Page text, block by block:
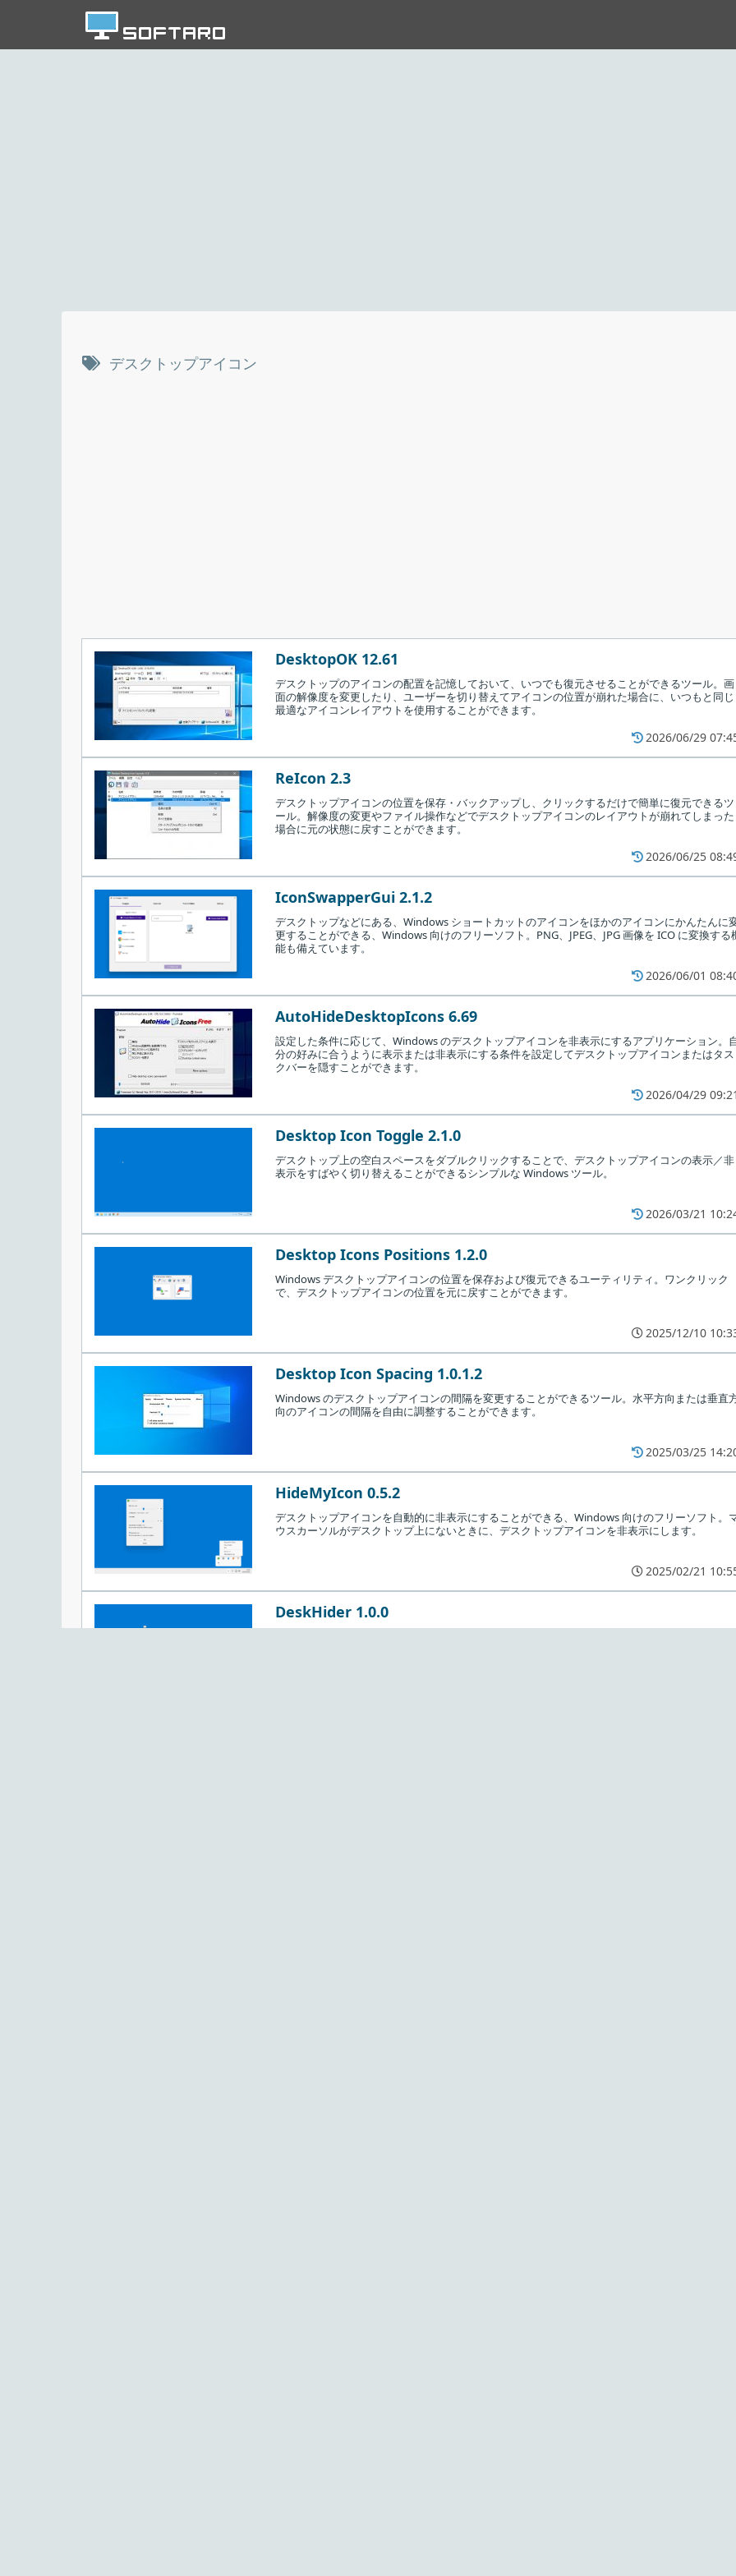
デスクトップアイコン
DesktopOK 12.61
デスクトップのアイコンの配置を記憶しておいて、いつでも復元させることができるツール。画
面の解像度を変更したり、ユーザーを切り替えてアイコンの位置が崩れた場合に、いつもと同じ
最適なアイコンレイアウトを使用することができます。
2026/06/29
ReIcon 2.3
デスクトップアイコンの位置を保存・バックアップし、クリックするだけで簡単に復元できるツ
ール。解像度の変更やファイル操作などでデスクトップアイコンのレイアウトが崩れてしまった
場合に元の状態に戻すことができます。
2026/06/25
IconSwapperGui 2.1.2
デスクトップなどにある、Windows ショートカットのアイコンをほかのアイコンにかんたんに
更することができる、Windows 向けのフリーソフト。PNG、JPEG、JPG 画像を ICO に変換する
能も備えています。
2026/06/01
AutoHideDesktopIcons 6.69
設定した条件に応じて、Windows のデスクトップアイコンを非表示にするアプリケーション。
分の好みに合うように表示または非表示にする条件を設定してデスクトップアイコンまたはタス
クバーを隠すことができます。
2026/04/29 09:21
Desktop Icon Toggle 2.1.0
デスクトップ上の空白スペースをダブルクリックすることで、デスクトップアイコンの表示／非
表示をすばやく切り替えることができるシンプルな Windows ツール。
2026/03/21
Desktop Icons Positions 1.2.0
Windows デスクトップアイコンの位置を保存および復元できるユーティリティ。ワンクリック
で、デスクトップアイコンの位置を元に戻すことができます。
2025/12/10
Desktop Icon Spacing 1.0.1.2
Windows のデスクトップアイコンの間隔を変更することができるツール。水平方向または垂直
向のアイコンの間隔を自由に調整することができます。
2025/03/25
HideMyIcon 0.5.2
デスクトップアイコンを自動的に非表示にすることができる、Windows 向けのフリーソフト。
ウスカーソルがデスクトップ上にないときに、デスクトップアイコンを非表示にします。
2025/02/21
DeskHider 1.0.0